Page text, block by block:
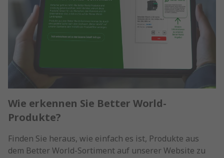
Wie erkennen Sie Better World-
Produkte?
Finden Sie heraus, wie einfach es ist, Produkte aus
dem Better World-Sortiment auf unserer Website zu